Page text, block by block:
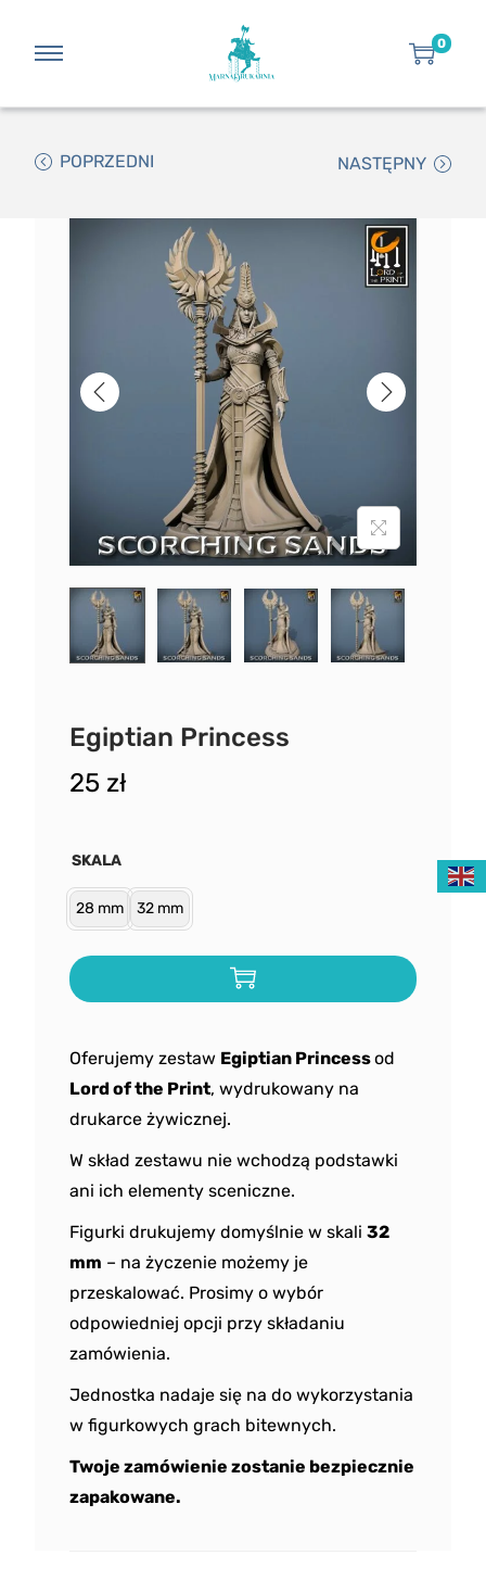
0
POPRZEDNI NASTĘPNY
Egiptian Princess
25 zł
Oferujemy zestaw Egiptian Princessod
Lord of the Print, wydrukowany na
drukarce żywicznej.
W skład zestawu nie wchodzą podstawki
ani ich elementy sceniczne.
Figurki drukujemy domyślnie w skali 32
mm – na życzenie możemy je
przeskalować. Prosimy o wybór
odpowiedniej opcji przy składaniu
zamówienia.
Jednostka nadaje się na do wykorzystania
w figurkowych grach bitewnych.
Twoje zamówienie zostanie bezpiecznie
zapakowane.
SKALA
28 mm 32 mm